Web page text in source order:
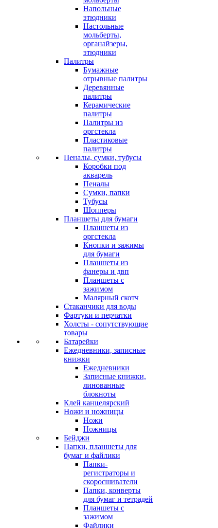
Напольные
этюдники
Настольные
мольберты,
органайзеры,
этюдники
Палитры
Бумажные
отрывные палитры
Деревянные
палитры
Керамические
палитры
Палитры из
оргстекла
Пластиковые
палитры
Пеналы, сумки, тубусы
Коробки под
акварель
Пеналы
Сумки, папки
Тубусы
Шопперы
Планшеты для бумаги
Планшеты из
оргстекла
Кнопки и зажимы
для бумаги
Планшеты из
фанеры и двп
Планшеты с
зажимом
Малярный скотч
Стаканчики для воды
Фартуки и перчатки
Холсты - сопутствующие
товары
Батарейки
Ежедневники, записные
книжки
Ежедневники
Записные книжки,
линованные
блокноты
Клей канцелярский
Ножи и ножницы
Ножи
Ножницы
Бейджи
Папки, планшеты для
бумаг и файлики
Папки-
регистраторы и
скоросшиватели
Папки, конверты
для бумаг и тетрадей
Планшеты с
зажимом
Файлики